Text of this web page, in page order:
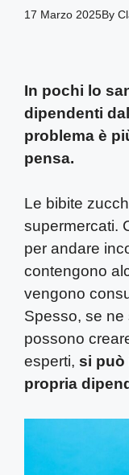
17 Marzo 2025By
In pochi lo
dipendenti
problema è
pensa.
Le bibite
supermercati.
per andare
contengono
vengono
Spesso, se ne
possono
esperti, si può
propria